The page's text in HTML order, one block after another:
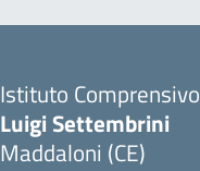
Istituto Comprensivo
Luigi Settembrini
Maddaloni (CE)